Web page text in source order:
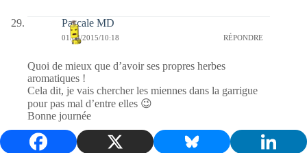
Pascale MD
01/04/2015/10:18 RÉPONDRE
Quoi de mieux que d’avoir ses propres herbes
aromatiques !
Cela dit, je vais chercher les miennes dans la garrigue
pour pas mal d’entre elles 😉
Bonne journée
Bernieshoot